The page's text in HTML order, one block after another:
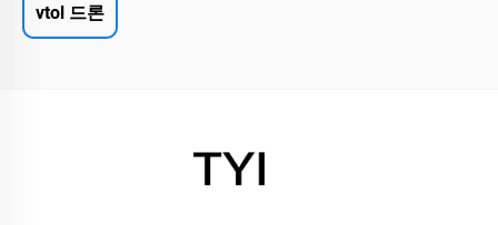
vtol 드론